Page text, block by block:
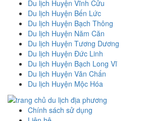
Du lịch Huyện Vĩnh Cửu
Du lịch Huyện Bến Lức
Du lịch Huyện Bạch Thông
Du lịch Huyện Năm Căn
Du lịch Huyện Tương Dương
Du lịch Huyện Đức Linh
Du lịch Huyện Bạch Long Vĩ
Du lịch Huyện Văn Chấn
Du lịch Huyện Mộc Hóa
Chính sách sử dụng